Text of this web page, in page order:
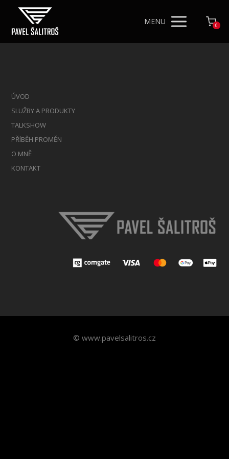
MENU 0
ÚVOD
SLUŽBY A PRODUKTY
TALKSHOW
PŘÍBĚH PROMĚN
O MNĚ
KONTAKT
© www.pavelsalitros.cz